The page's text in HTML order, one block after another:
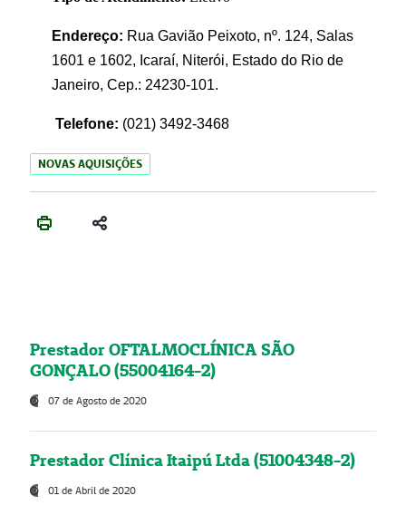
Endereço: Rua Gavião Peixoto, nº. 124, Salas
1601 e 1602, Icaraí, Niterói, Estado do Rio de
Janeiro, Cep.: 24230-101.
Telefone: (021) 3492-3468
NOVAS AQUISIÇÕES
Prestador OFTALMOCLÍNICA SÃO
GONÇALO (55004164-2)
07 de Agosto de 2020
Prestador Clínica Itaipú Ltda (51004348-2)
01 de Abril de 2020